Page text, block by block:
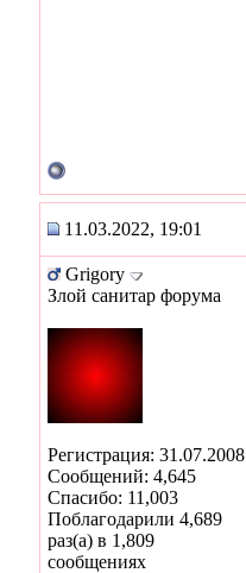
11.03.2022, 19:01
Grigory
Злой санитар форума
Регистрация: 31.07.2008
Сообщений: 4,645
Спасибо: 11,003
Поблагодарили 4,689
раз(а) в 1,809
сообщениях